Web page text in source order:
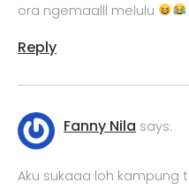
ora ngemaalll melulu
Reply
Fanny Nila says:
Aku sukaaa loh kampung